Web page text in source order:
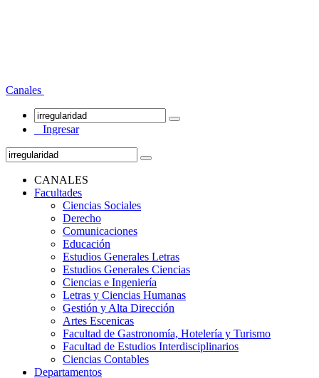
Canales
Ingresar
CANALES
Facultades
Ciencias Sociales
Derecho
Comunicaciones
Educación
Estudios Generales Letras
Estudios Generales Ciencias
Ciencias e Ingeniería
Letras y Ciencias Humanas
Gestión y Alta Dirección
Artes Escenicas
Facultad de Gastronomía, Hotelería y Turismo
Facultad de Estudios Interdisciplinarios
Ciencias Contables
Departamentos